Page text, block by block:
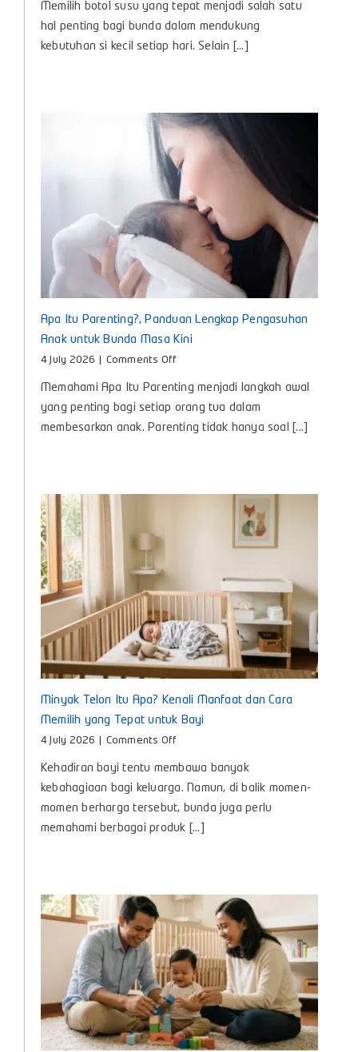
Susu
Bayi
Baby
Tumbuh
Kembang
Kecil
Memilih botol susu yang tepat menjadi salah satu
hal penting bagi bunda dalam mendukung
kebutuhan si kecil setiap hari. Selain [...]
Apa Itu Parenting?, Panduan Lengkap Pengasuhan
Anak untuk Bunda Masa Kini
4 July 2026 Comments Offon
Itu
Parenting?,
Panduan
Lengkap
Bunda
Memahami Apa Itu Parenting menjadi langkah awal
yang penting bagi setiap orang tua dalam
membesarkan anak. Parenting tidak hanya soal [...]
Minyak Telon Itu Apa? Kenali Manfaat dan Cara
Memilih yang Tepat untuk Bayi
4 July 2026 Comments Offon
Telon
Itu
Apa?
Manfaat
untuk
Bayi
Kehadiran bayi tentu membawa banyak
kebahagiaan bagi keluarga. Namun, di balik momen-
momen berharga tersebut, bunda juga perlu
memahami berbagai produk [...]